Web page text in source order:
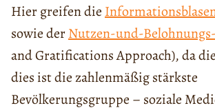
Hier greifen die
sowie derNutzen-und-
and Gratifications Approach), da
dies ist die zahlenmäßig stärkste
Bevölkerungsgruppe – soziale